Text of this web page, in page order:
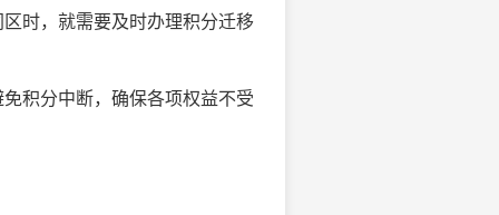
时，就需要及时办理积分迁移
积分中断，确保各项权益不受